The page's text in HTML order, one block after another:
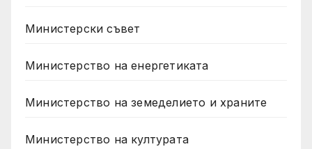
Министерски съвет
Министерство на енергетиката
Министерство на земеделието и храните
Министерство на културата